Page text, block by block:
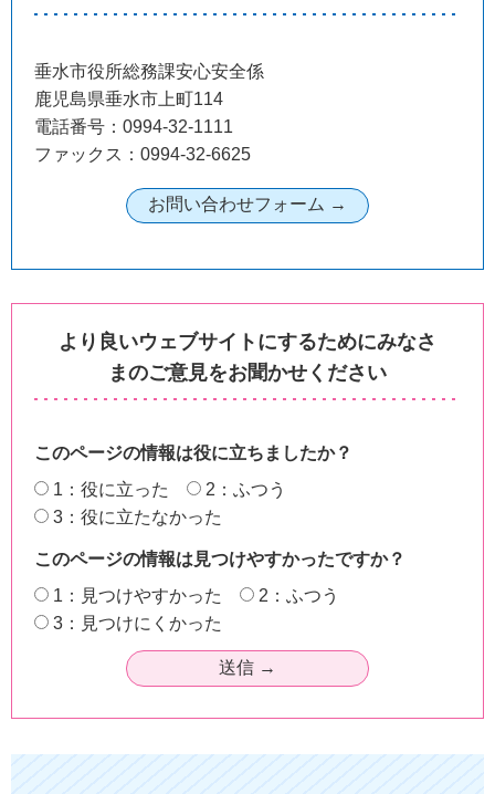
垂水市役所総務課安心安全係
鹿児島県垂水市上町114
電話番号：0994-32-1111
ファックス：0994-32-6625
より良いウェブサイトにするためにみなさ
まのご意見をお聞かせください
このページの情報は役に立ちましたか？
1：役に立った
2：ふつう
3：役に立たなかった
このページの情報は見つけやすかったですか？
1：見つけやすかった
2：ふつう
3：見つけにくかった